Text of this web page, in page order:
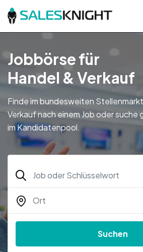
Jobbörse für
Handel & Verkauf
Finde im bundesweiten
Verkauf nach einem Job oder
im Kandidatenpool.
Suchen